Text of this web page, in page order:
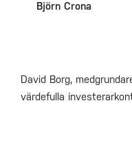
Björn Crona
David Borg,
värdefulla